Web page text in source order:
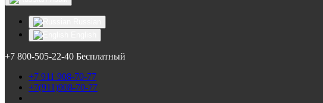
+7 800-505-22-40 Бесплатный
+7 911 908-70-77
+7(911)908-70-77